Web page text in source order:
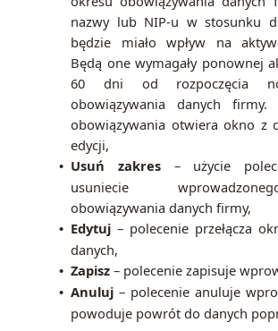
nazwy lub NIP-u w stosunku
będzie miało wpływ na
Będą one wymagały ponownej
60 dni od rozpoczęcia
obowiązywania danych firmy.
obowiązywania otwiera okno z
edycji,
• Usuń zakres –użycie
usuniecie
obowiązywania danych firmy,
• Edytuj – polecenie przełącza
danych,
• Zapisz – polecenie zapisuje
• Anuluj – polecenie anuluje
powoduje powrót do danych